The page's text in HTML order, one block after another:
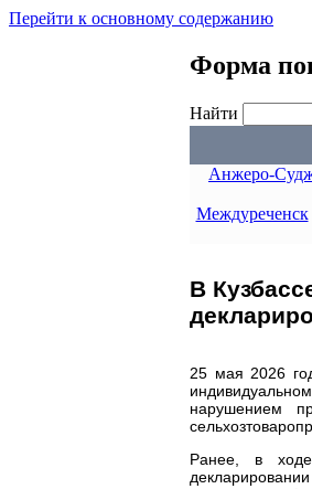
Перейти к основному содержанию
Форма
Найти
Анжеро-
Междуреченск
В
25 мая 2026
нарушением
Ранее, в ходе